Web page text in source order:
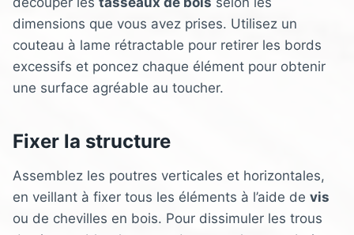
dimensions que vous avez prises. Utilisez un
couteau à lame rétractable pour retirer les bords
excessifs et poncez chaque élément pour obtenir
une surface agréable au toucher.
Fixer la structure
Assemblez les poutres verticales et horizontales,
en veillant à fixer tous les éléments à l’aide de vis
ou de chevilles en bois. Pour dissimuler les trous